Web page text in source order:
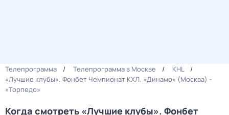
Телепрограмма Телепрограмма в Москве
KHL
«Лучшие клубы». Фонбет Чемпионат КХЛ. «Динамо» (Москва) -
«Торпедо»
Когда смотреть «Лучшие клубы». Фонбет